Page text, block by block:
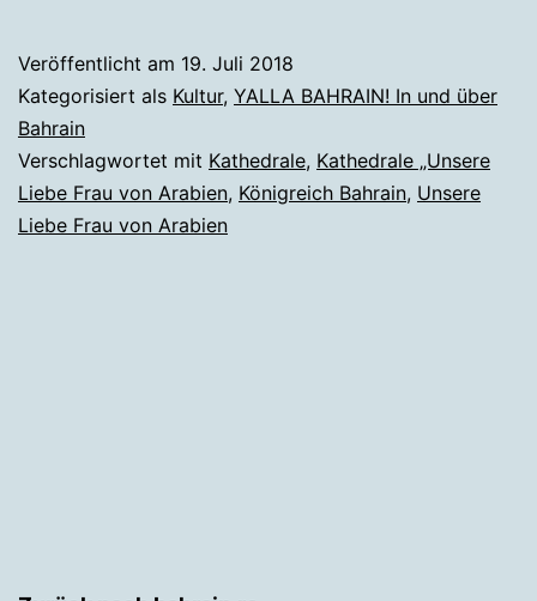
Veröffentlicht am 19. Juli 2018
Kategorisiert als Kultur, YALLA BAHRAIN! In und über
Bahrain
Verschlagwortet mit Kathedrale, Kathedrale „Unsere
Liebe Frau von Arabien, Königreich Bahrain, Unsere
Liebe Frau von Arabien